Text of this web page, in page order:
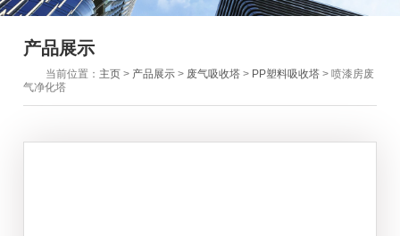
产品展示
当前位置： 主页 > 产品展示 > 废气吸收塔 > PP塑料吸收塔 > 喷漆房废
气净化塔